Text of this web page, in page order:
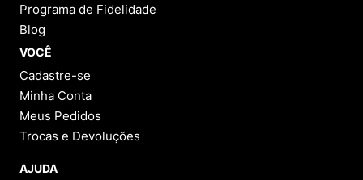
Programa de Fidelidade
Blog
VOCÊ
Cadastre-se
Minha Conta
Meus Pedidos
Trocas e Devoluções
AJUDA